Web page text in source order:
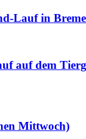
Lauf in
auf dem
Mittwoch)